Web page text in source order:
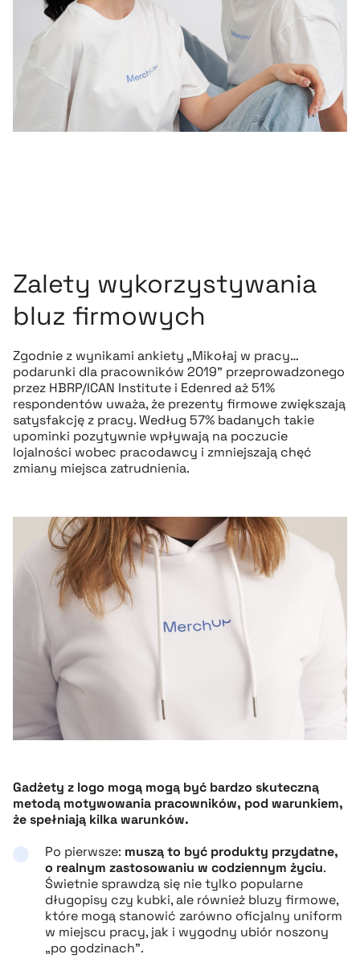
Zalety wykorzystywania
bluz firmowych
Zgodnie z wynikami ankiety „Mikołaj w pracy…
podarunki dla pracowników 2019” przeprowadzonego
przez HBRP/ICAN Institute i Edenred aż 51%
respondentów uważa, że prezenty firmowe zwiększają
satysfakcję z pracy. Według 57% badanych takie
upominki pozytywnie wpływają na poczucie
lojalności wobec pracodawcy i zmniejszają chęć
zmiany miejsca zatrudnienia.
Gadżety z logo mogą mogą być bardzo skuteczną
metodą motywowania pracowników, pod warunkiem,
że spełniają kilka warunków.
Po pierwsze: muszą to być produkty przydatne,
o realnym zastosowaniu w codziennym życiu.
Świetnie sprawdzą się nie tylko popularne
długopisy czy kubki, ale również bluzy firmowe,
które mogą stanowić zarówno oficjalny uniform
w miejscu pracy, jak i wygodny ubiór noszony
„po godzinach”.